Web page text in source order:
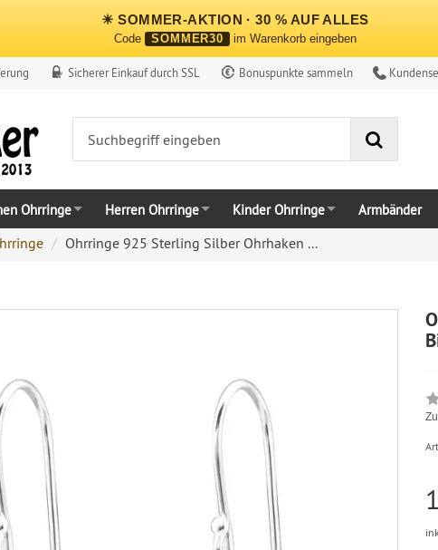
☀ SOMMER-AKTION · 30 % AUF ALLES
Code SOMMER30 im Warenkorb eingeben
Sicherer Einkauf durch SSL Bonuspunkte sammeln
Ohrringe Herren Ohrringe Kinder Ohrringe Armbänder
Ohrringe 925 Sterling Silber Ohrhaken ...